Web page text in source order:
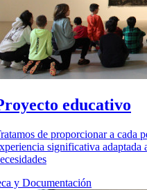
educativo
de proporcionar a cada
significativa adaptada
y Documentación